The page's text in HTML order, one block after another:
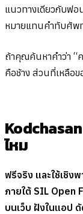
แนวทางเดียวกับฟ
หมายแทนคำทับศัพ
ถ้าคุณค้นหาคำว่า “
คือช้าง ส่วนที่เหลือ
ไหม
ฟรีจริง และใช้เชิ
ภายใต้ SIL Open
บนเว็บ ฝังในแอป